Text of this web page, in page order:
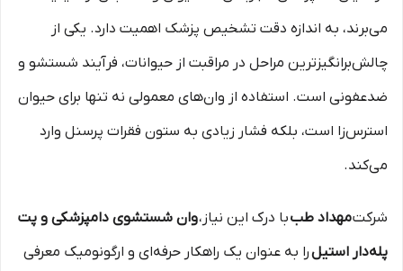
می‌برند، به اندازه دقت تشخیص پزشک اهمیت دارد. یکی از
چالش‌برانگیزترین مراحل در مراقبت از حیوانات، فرآیند شستشو و
ضدعفونی است. استفاده از وان‌های معمولی نه تنها برای حیوان
استرس‌زا است، بلکه فشار زیادی به ستون فقرات پرسنل وارد
می‌کند.
شرکتمهداد طببا درک این نیاز،وان شستشوی دامپزشکی و پت
پله‌دار استیلرا به عنوان یک راهکار حرفه‌ای و ارگونومیک معرفی